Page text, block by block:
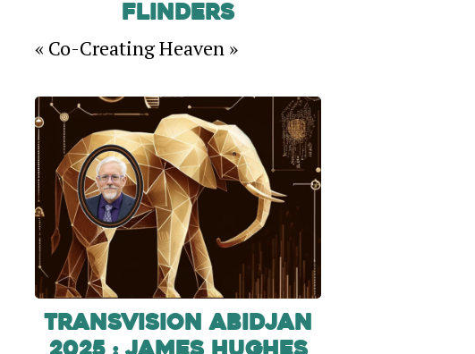
Flinders
« Co-Creating Heaven »
TransVision Abidjan